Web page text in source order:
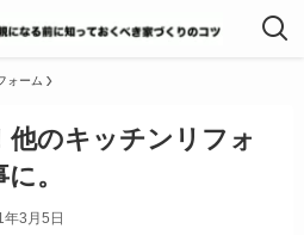
ォーム
他のキッチンリフォ
。
年3月5日